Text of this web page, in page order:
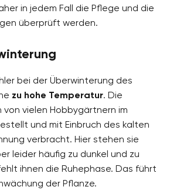
in jedem Fall die Pflege und die
überprüft werden.
bei der Überwinterung des
zu hohe Temperatur. Die
vielen Hobbygärtnern im
und mit Einbruch des kalten
verbracht. Hier stehen sie
leider häufig zu dunkel und zu
ihnen die Ruhephase. Das führt
der Pflanze.